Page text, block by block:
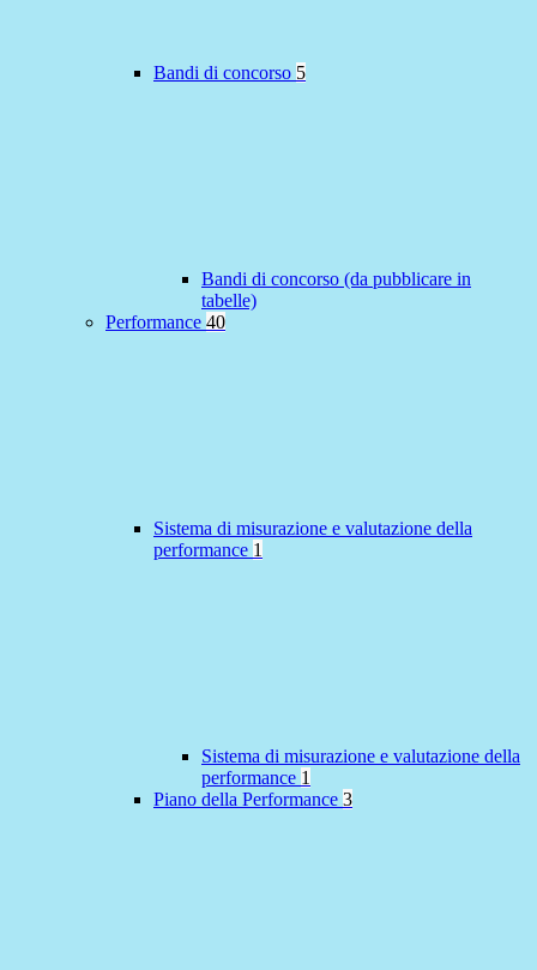
Bandi di concorso 5
Bandi di concorso (da pubblicare in
tabelle)
Performance 40
Sistema di misurazione e valutazione della
performance 1
Sistema di misurazione e valutazione della
performance 1
Piano della Performance 3